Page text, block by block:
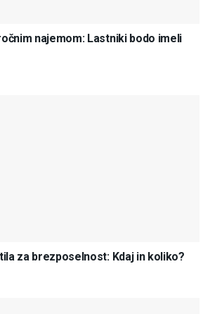
najemom: Lastniki bodo imeli
za brezposelnost: Kdaj in koliko?